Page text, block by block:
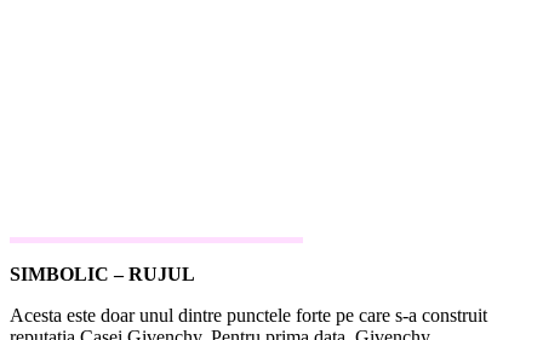
SIMBOLIC – RUJUL
Acesta este doar unul dintre punctele forte pe care s-a construit